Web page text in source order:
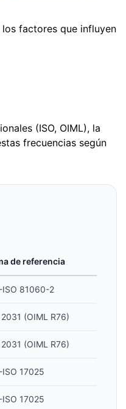
factores que influyen
(ISO, OIML), la
frecuencias según
de referencia
ISO 81060-2
(OIML R76)
(OIML R76)
ISO 17025
ISO 17025